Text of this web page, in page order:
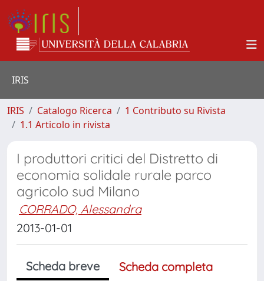
IRIS
IRIS Catalogo Ricerca
1 Contributo su Rivista
1.1 Articolo in rivista
I produttori critici del Distretto di
economia solidale rurale parco
agricolo sud Milano
CORRADO, Alessandra
2013-01-01
Scheda breve
Scheda completa